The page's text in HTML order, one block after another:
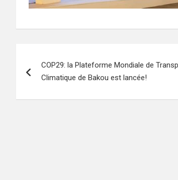
de
l’article
COP29: la Plateforme Mondiale de
Climatique de Bakou est lancée!